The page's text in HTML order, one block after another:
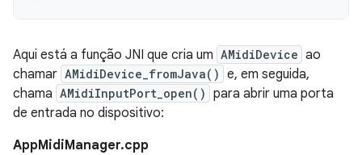
Aqui está a função JNI que cria um AMidiDevice ao
chamar AMidiDevice_fromJava() e, em seguida,
chama AMidiInputPort_open() para abrir uma porta
de entrada no dispositivo:
AppMidiManager.cpp